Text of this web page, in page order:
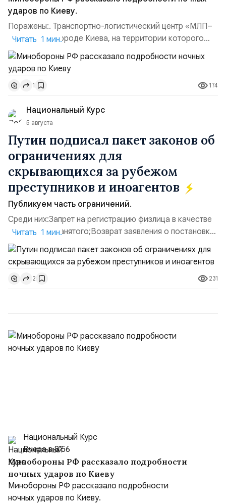
ударов по Киеву.
Поражены:. Транспортно-логистический центр «МЛП–
Чайка» в пригороде Киева, на территории которого
осуществлялось хранение, сборка а также запуск с
прилегающего полевого аэродром «Чайка»
дальнобойных БПЛА ВСУ; Складские помещения
«Транс-Логистик» в Оболонском районе г. Киев,
использовавшиеся для хранения военного
имущества ВСУ; Сортировочны...
Читать 1 мин.
1 174
Национальный Курс
5 августа
Путин подписал пакет законов об
ограничениях для
скрывающихся за рубежом
преступников и иноагентов
Публикуем часть ограничений.
Среди них:Запрет на регистрацию физлица в качестве
ИП или самозанятого;Возврат заявления о постановке
недвижимости на кадастровый учет;Ограничение
водительских прав;Запрет регистрации транспортных
средств и на заключение сделок по
доверенности;Отказ в заключении кредитного
договора, предоставлении государственных и
Читать 1 мин.
2 231
Национальный Курс
Вчера в 8:56
Минобороны РФ рассказало подробности
ночных ударов по Киеву
Минобороны РФ рассказало подробности
ночных ударов по Киеву.